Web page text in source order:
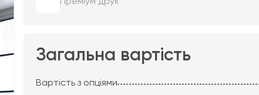
Загальна вартість
Вартість з опціями